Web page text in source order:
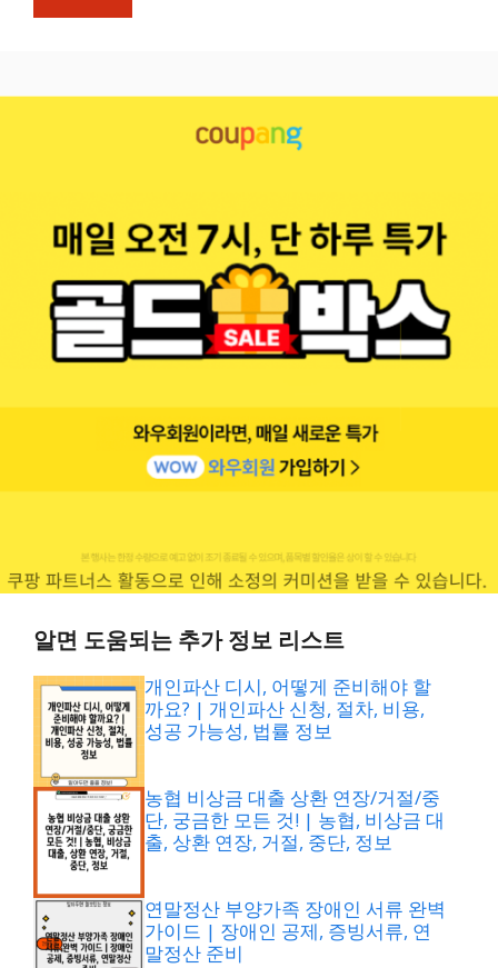
알면 도움되는 추가 정보 리스트
개인파산 디시, 어떻게 준비해야 할
까요? | 개인파산 신청, 절차, 비용,
성공 가능성, 법률 정보
농협 비상금 대출 상환 연장/거절/중
단, 궁금한 모든 것! | 농협, 비상금 대
출, 상환 연장, 거절, 중단, 정보
연말정산 부양가족 장애인 서류 완벽
가이드 | 장애인 공제, 증빙서류, 연
말정산 준비